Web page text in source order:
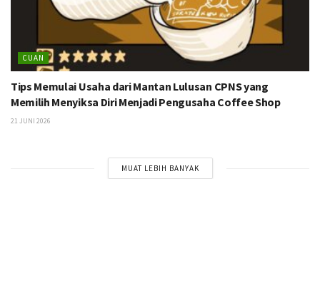
CUAN
Tips Memulai Usaha dari Mantan Lulusan CPNS yang
Memilih Menyiksa Diri Menjadi Pengusaha Coffee Shop
21 JUNI 2026
MUAT LEBIH BANYAK